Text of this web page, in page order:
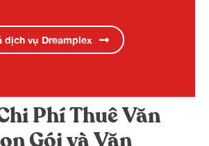
dịch vụ Dreamplex
Phí Thuê Văn